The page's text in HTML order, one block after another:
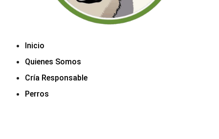
Inicio
Quienes Somos
Cría Responsable
Perros